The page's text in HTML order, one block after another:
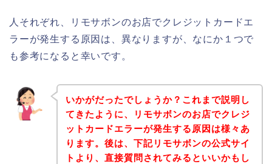
人それぞれ、リモサボンのお店でクレジットカードエ
ラーが発生する原因は、異なりますが、なにか１つで
も参考になると幸いです。
いかがだったでしょうか？これまで説明し
てきたように、リモサボンのお店でクレジ
ットカードエラーが発生する原因は様々あ
ります。後は、下記リモサボンの公式サイ
トより、直接質問されてみるといいかもし